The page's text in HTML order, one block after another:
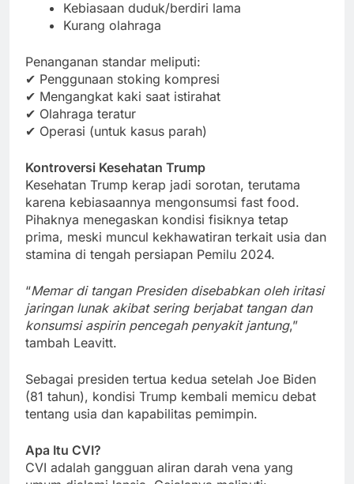
Kebiasaan duduk/berdiri lama
Kurang olahraga
Penanganan standar meliputi:
✔ Penggunaan stoking kompresi
✔ Mengangkat kaki saat istirahat
✔ Olahraga teratur
✔ Operasi (untuk kasus parah)
Kontroversi Kesehatan Trump
Kesehatan Trump kerap jadi sorotan, terutama
karena kebiasaannya mengonsumsi fast food.
Pihaknya menegaskan kondisi fisiknya tetap
prima, meski muncul kekhawatiran terkait usia dan
stamina di tengah persiapan Pemilu 2024.
“Memar di tangan Presiden disebabkan oleh iritasi
jaringan lunak akibat sering berjabat tangan dan
konsumsi aspirin pencegah penyakit jantung,”
tambah Leavitt.
Sebagai presiden tertua kedua setelah Joe Biden
(81 tahun), kondisi Trump kembali memicu debat
tentang usia dan kapabilitas pemimpin.
Apa Itu CVI?
CVI adalah gangguan aliran darah vena yang